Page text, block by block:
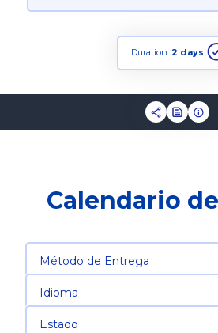
Duration: 2 days
Calendario
Método de Entrega
Idioma
Estado